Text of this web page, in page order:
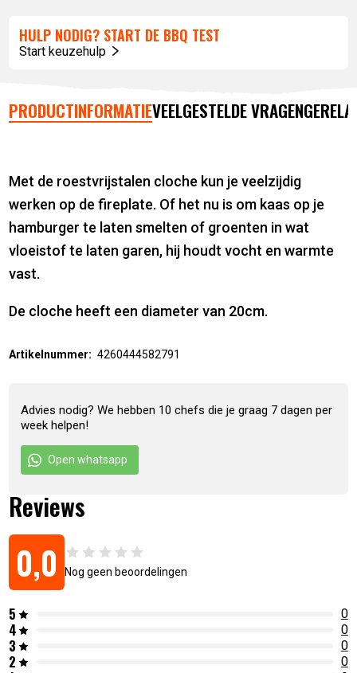
HULP NODIG? START DE BBQ TEST
Start keuzehulp
PRODUCTINFORMATIEVEELGESTELDE VRAGEN
Met de roestvrijstalen cloche kun je veelzijdig
werken op de fireplate. Of het nu is om kaas op je
hamburger te laten smelten of groenten in wat
vloeistof te laten garen, hij houdt vocht en warmte
vast.
De cloche heeft een diameter van 20cm.
Artikelnummer: 4260444582791
Advies nodig? We hebben 10 chefs die je graag 7 dagen per
week helpen!
Open whatsapp
Reviews
0,0 Nog geen beoordelingen
5 0
4 0
3 0
2 0